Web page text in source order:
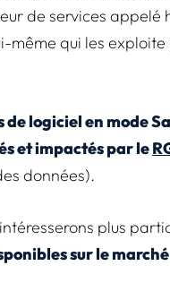
de services appelé
même qui les
de logiciel en mode
et impactés par le
données).
plus
sur le